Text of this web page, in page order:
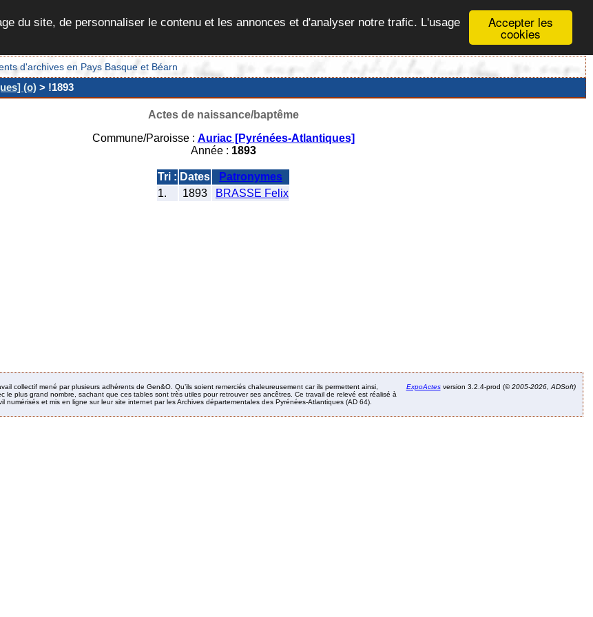
Accepter les
cookies
du site, de personnaliser le contenu et les annonces et d'analyser notre trafic. L'usage
d'archives en Pays Basque et Béarn
(o) > !1893
Actes de naissance/baptême
Commune/Paroisse : Auriac [Pyrénées-Atlantiques]
Année : 1893
Tri : Dates
Patronymes
1.
1893 BRASSE Felix
collectif mené par plusieurs adhérents de Gen&O. Qu’ils soient remerciés chaleureusement car ils permettent ainsi,
le plus grand nombre, sachant que ces tables sont très utiles pour retrouver ses ancêtres. Ce travail de relevé est réalisé à
numérisés et mis en ligne sur leur site internet par les Archives départementales des Pyrénées-Atlantiques (AD 64).
ExpoActesversion 3.2.4-prod (©2005-2026, ADSoft)